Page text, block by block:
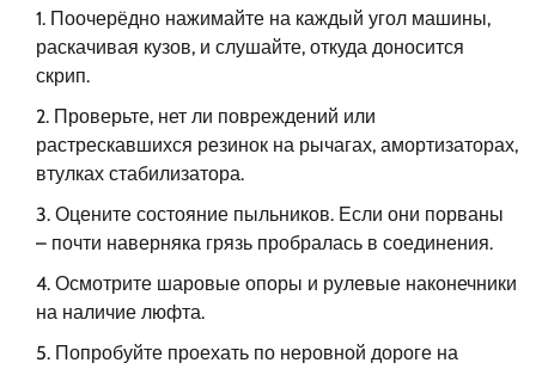
Поочерёдно нажимайте на каждый угол машины,
раскачивая кузов, и слушайте, откуда доносится
скрип.
Проверьте, нет ли повреждений или
растрескавшихся резинок на рычагах, амортизаторах,
втулках стабилизатора.
Оцените состояние пыльников. Если они порваны
– почти наверняка грязь пробралась в соединения.
Осмотрите шаровые опоры и рулевые наконечники
на наличие люфта.
Попробуйте проехать по неровной дороге на